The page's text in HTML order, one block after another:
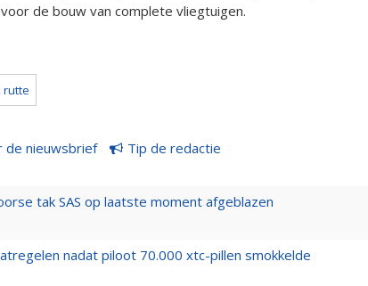
de bouw van complete vliegtuigen.
rutte
de nieuwsbrief Tip de redactie
tak SAS op laatste moment afgeblazen
nadat piloot 70.000 xtc-pillen smokkelde